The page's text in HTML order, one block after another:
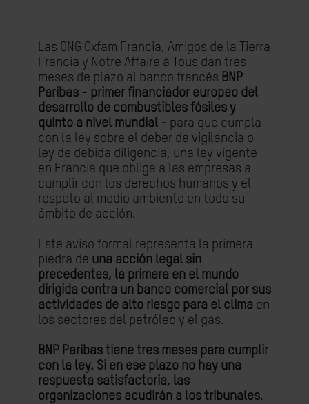
Las ONG Oxfam Francia, Amigos de la Tierra
Francia y Notre Affaire à Tous dan tres
meses de plazo al banco francés BNP
Paribas - primer financiador europeo del
desarrollo de combustibles fósiles y
quinto a nivel mundial - para que cumpla
con la ley sobre el deber de vigilancia o
ley de debida diligencia, una ley vigente
en Francia que obliga a las empresas a
cumplir con los derechos humanos y el
respeto al medio ambiente en todo su
ámbito de acción.
Este aviso formal representa la primera
piedra de una acción legal sin
precedentes, la primera en el mundo
dirigida contra un banco comercial por sus
actividades de alto riesgo para el clima en
los sectores del petróleo y el gas.
BNP Paribas tiene tres meses para cumplir
con la ley. Si en ese plazo no hay una
respuesta satisfactoria, las
organizaciones acudirán a los tribunales.